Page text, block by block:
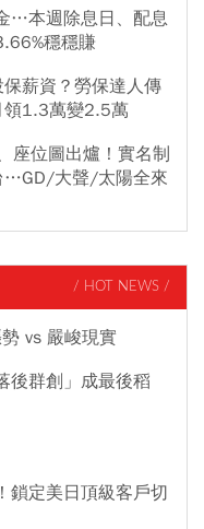
…本週除息日、配息
穩穩賺
薪資？勞保達人傳
領1.3萬變2.5萬
座位圖出爐！實名制
…GD/大聲/太陽全來
/ HOT NEWS /
vs 嚴峻現實
後群創」成最後稻
鎖定美日頂級客戶切